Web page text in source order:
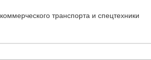
транспорта и спецтехники